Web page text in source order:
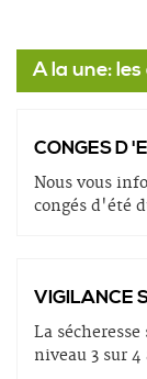
A la une:
CONGES D
Nous vous
congés d'été
VIGILANCE
La
niveau 3 sur